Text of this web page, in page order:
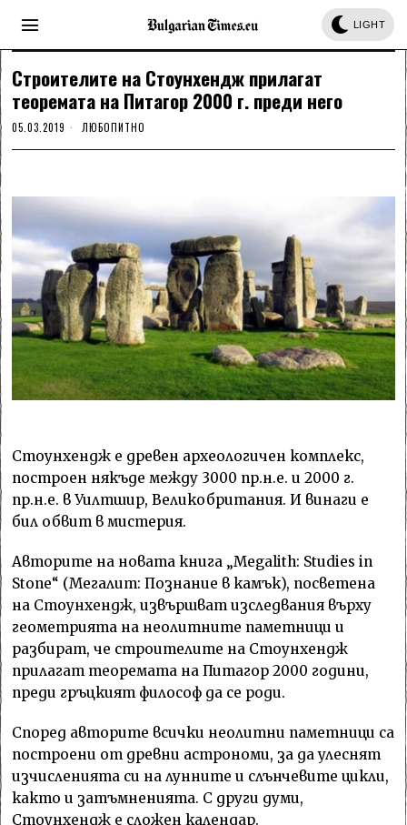
LIGHT
Строителите на Стоунхендж прилагат
теоремата на Питагор 2000 г. преди него
05.03.2019 ЛЮБОПИТНО
Стоунхендж е древен археологичен комплекс,
построен някъде между 3000 пр.н.е. и 2000 г.
пр.н.е. в Уилтшир, Великобритания. И винаги е
бил обвит в мистерия.
Авторите на новата книга „Megalith: Studies in
Stone“ (Мегалит: Познание в камък), посветена
на Стоунхендж, извършват изследвания върху
геометрията на неолитните паметници и
разбират, че строителите на Стоунхендж
прилагат теоремата на Питагор 2000 години,
преди гръцкият философ да се роди.
Според авторите всички неолитни паметници са
построени от древни астрономи, за да улеснят
изчисленията си на лунните и слънчевите цикли,
както и затъмненията. С други думи,
Стоунхендж е сложен календар.